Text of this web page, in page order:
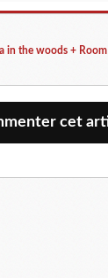
cet